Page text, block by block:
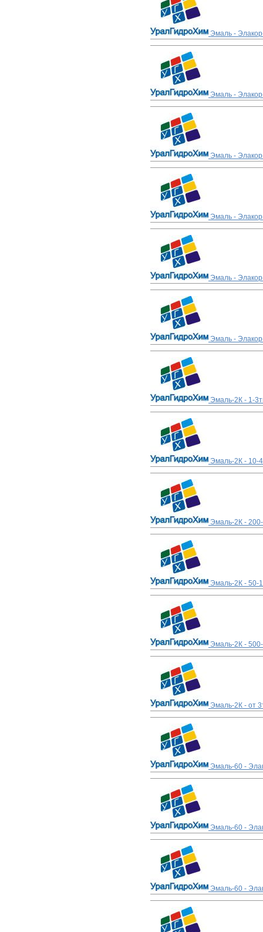
Эмаль -
Эмаль -
Эмаль -
Эмаль -
Эмаль -
Эмаль -
Эмаль-2К - 1-
Эмаль-2К - 10-
Эмаль-2К -
Эмаль-2К - 50-
Эмаль-2К -
Эмаль-2К - от
Эмаль-60 -
Эмаль-60 -
Эмаль-60 -